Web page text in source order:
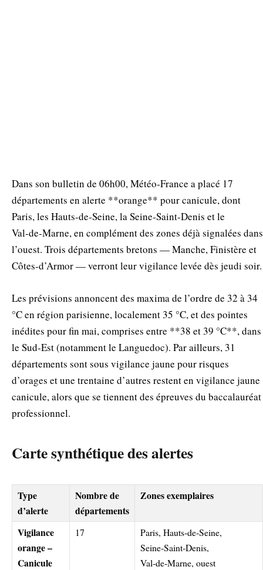
Dans son bulletin de 06h00, Météo‑France a placé 17
départements en alerte **orange** pour canicule, dont
Paris, les Hauts‑de‑Seine, la Seine‑Saint‑Denis et le
Val‑de‑Marne, en complément des zones déjà signalées dans
l’ouest. Trois départements bretons — Manche, Finistère et
Côtes‑d’Armor — verront leur vigilance levée dès jeudi soir.
Les prévisions annoncent des maxima de l’ordre de 32 à 34
°C en région parisienne, localement 35 °C, et des pointes
inédites pour fin mai, comprises entre **38 et 39 °C**, dans
le Sud‑Est (notamment le Languedoc). Par ailleurs, 31
départements sont sous vigilance jaune pour risques
d’orages et une trentaine d’autres restent en vigilance jaune
canicule, alors que se tiennent des épreuves du baccalauréat
professionnel.
Carte synthétique des alertes
Type
d’alerte
Nombre de
départements
Zones exemplaires
Vigilance
orange –
Canicule
17
Paris, Hauts‑de‑Seine,
Seine‑Saint‑Denis,
Val‑de‑Marne, ouest